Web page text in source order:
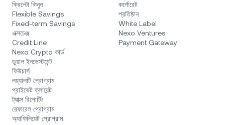
ক্রিপ্টো কিনুন
Flexible Savings
Fixed-term Savings
এক্সচেঞ্জ
Credit Line
Nexo Crypto কার্ড
ডুয়াল ইনভেস্টমেন্ট
ফিউচার্স
লয়্যালটি প্রোগ্রাম
প্রাইভেট ক্লায়েন্ট
ট্যাক্স রিপোর্টিং
রেফারেল প্রোগ্রাম
অ্যাফিলিয়েট প্রোগ্রাম
কর্পোরেট
প্রতিষ্ঠান
White Label
Nexo Ventures
Payment Gateway